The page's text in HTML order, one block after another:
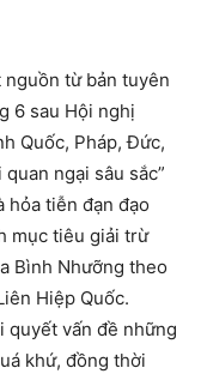
nguồn từ bản tuyên
6 sau Hội nghị
Quốc, Pháp, Đức,
ngại sâu sắc”
hỏa tiễn đạn đạo
mục tiêu giải trừ
Bình Nhưỡng theo
Hiệp Quốc.
quyết vấn đề những
khứ, đồng thời